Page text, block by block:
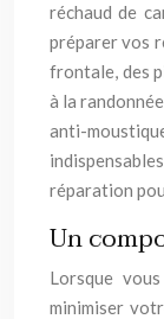
réchaud de
préparer vos
frontale, des
à la
anti-
réparation
Un
Lorsque
minimiser